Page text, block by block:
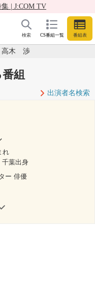
| J:COM TV
CS番組一覧 番組表
検索
高木 渉
組
出演者名検索
れ
千葉出身
ー 俳優